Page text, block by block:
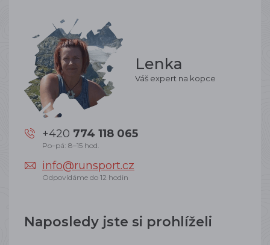
Lenka
Váš expert na kopce
+420 774 118 065
Po–pá: 8–15 hod.
info@runsport.cz
Odpovídáme do 12 hodin
Naposledy jste si prohlíželi